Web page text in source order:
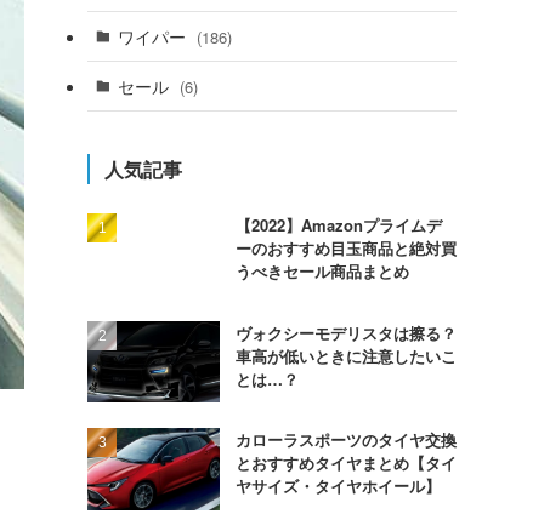
ワイパー (186)
セール (6)
人気記事
【2022】Amazonプライムデ
ーのおすすめ目玉商品と絶対買
うべきセール商品まとめ
ヴォクシーモデリスタは擦る？
車高が低いときに注意したいこ
とは…？
カローラスポーツのタイヤ交換
とおすすめタイヤまとめ【タイ
ヤサイズ・タイヤホイール】